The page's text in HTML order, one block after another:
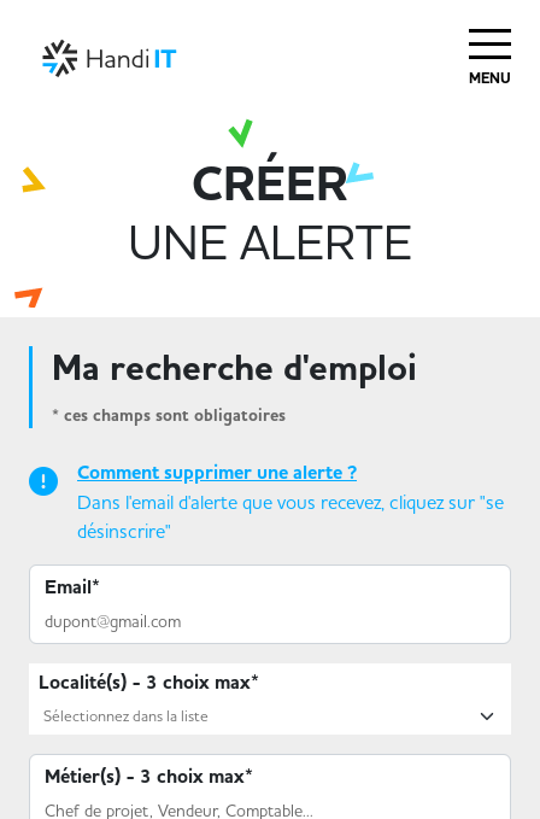
MENU
CRÉER
UNE ALERTE
Ma recherche d'emploi
* ces champs sont obligatoires
Comment supprimer une alerte ?
Dans l'email d'alerte que vous recevez, cliquez sur "se
désinscrire"
Email*
Localité(s) - 3 choix max*
Métier(s) - 3 choix max*